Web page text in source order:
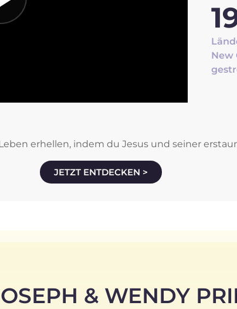
New
erhellen, indem du Jesus und seiner
JETZT ENTDECKEN >
& WENDY